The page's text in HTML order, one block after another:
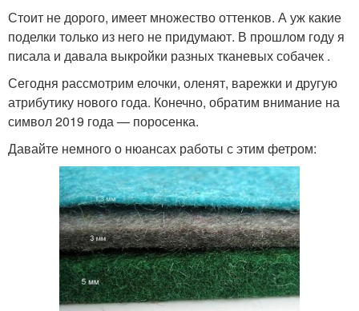
Стоит не дорого, имеет множество оттенков. А уж какие
поделки только из него не придумают. В прошлом году я
писала и давала выкройки разных тканевых собачек .
Сегодня рассмотрим елочки, оленят, варежки и другую
атрибутику нового года. Конечно, обратим внимание на
символ 2019 года — поросенка.
Давайте немного о нюансах работы с этим фетром: